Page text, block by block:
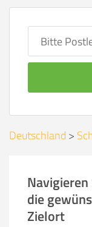
Deutschland >
die
Zielort